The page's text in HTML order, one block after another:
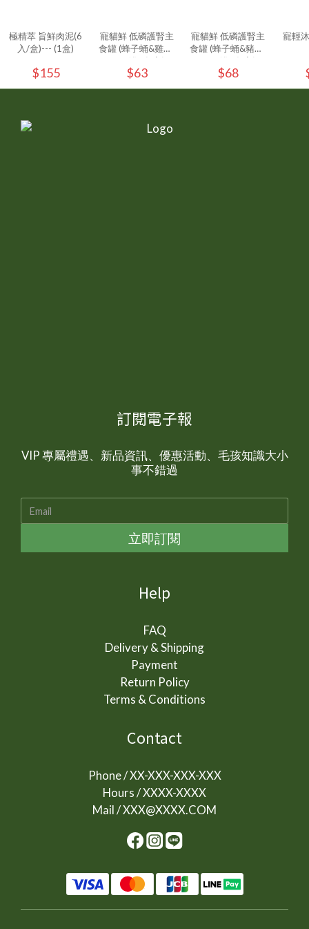
極精萃 旨鮮肉泥(6
入/盒)--- (1盒)
$155
寵貓鮮 低磷護腎主
食罐 (蜂子蛹&雞肉)
80g/罐 - (1入)
$63
寵貓鮮 低磷護腎主
食罐 (蜂子蛹&豬肉)
80g/罐 - (1入)
$68
寵輕
訂閱電子報
VIP 專屬禮遇、新品資訊、優惠活動、毛孩知識大小
事不錯過
立即訂閱
Help
FAQ
Delivery & Shipping
Payment
Return Policy
Terms & Conditions
Contact
Phone / XX-XXX-XXX-XXX
Hours / XXXX-XXXX
Mail / XXX@XXXX.COM